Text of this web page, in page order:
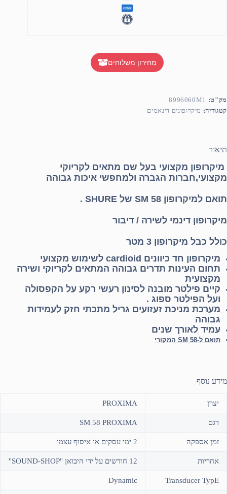
מחירון משלוחים
מק"ט: 8996060M1
קטגוריה: מיקרופונים דינאמים
תיאור
מיקרופון מקצועי בעל שם מתאים לקריוקי
מקצועי,חברות הגברה ולמחפשי איכות גבוהה
תואם למיקרופון SM 58 של SHURE .
מיקרופון דינמי לשירה / דיבור
כולל כבל מיקרופון 3 מטר
מיקרופון חד כיוונים cardioid לשימוש מקצועי
תחום העינות תדרים גבוהה המתאים לקריוקי ושירה
מקצועית
קיים פילטר מובנה לסינון רעשי רקע על הקפסולה
ועל הפילטר ספוג .
מערכת מניכת זעזועים גריל מתכתי חזק לעמידות
גבוהה
עמיד לאורך שנים
תואם ל-SM 58 המקורי
מידע נוסף
יצרן PROXIMA
דגם SM 58 PROXIMA
זמן אספקה 2 ימי עסקים או איסוף עצמי
אחריות 12 חודשים על ידי היבואן "SOUND-SHOP"
Transducer TypE
Dynamic